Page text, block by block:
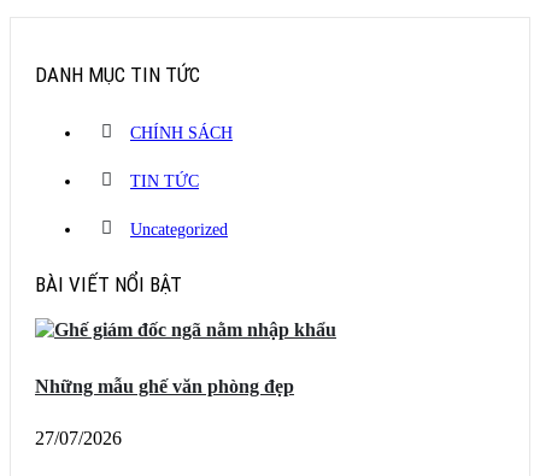
DANH MỤC TIN TỨC
CHÍNH SÁCH
TIN TỨC
Uncategorized
BÀI VIẾT NỔI BẬT
Những mẫu ghế văn phòng đẹp
27/07/2026